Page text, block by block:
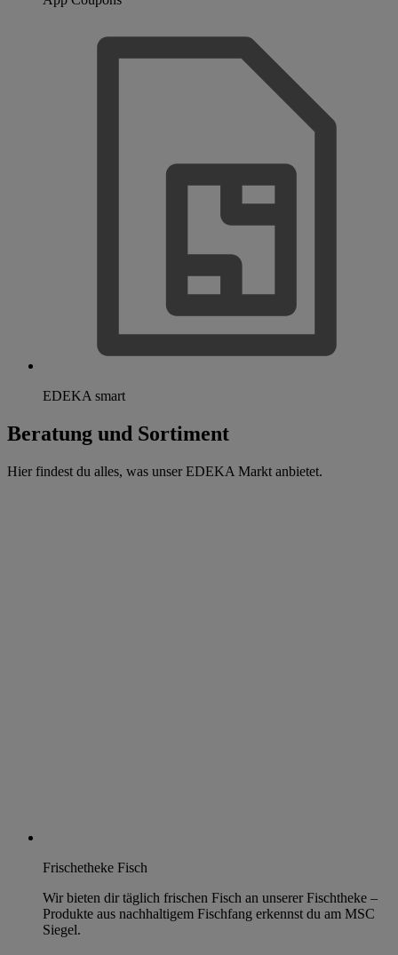
EDEKA smart
Beratung und Sortiment
Hier findest du alles, was unser EDEKA Markt anbietet.
Frischetheke Fisch
Wir bieten dir täglich frischen Fisch an unserer Fischtheke –
Produkte aus nachhaltigem Fischfang erkennst du am MSC
Siegel.